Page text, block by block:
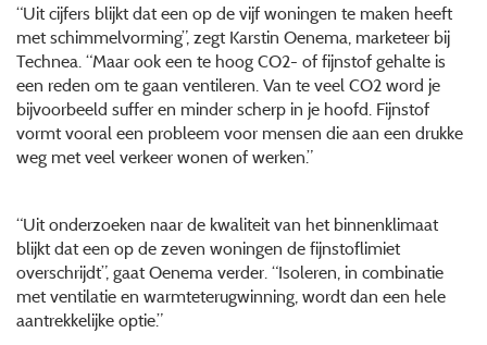
“Uit cijfers blijkt dat een op de vijf woningen te maken heeft
met schimmelvorming”, zegt Karstin Oenema, marketeer bij
Technea. “Maar ook een te hoog CO2- of fijnstof gehalte is
een reden om te gaan ventileren. Van te veel CO2 word je
bijvoorbeeld suffer en minder scherp in je hoofd. Fijnstof
vormt vooral een probleem voor mensen die aan een drukke
weg met veel verkeer wonen of werken.”
“Uit onderzoeken naar de kwaliteit van het binnenklimaat
blijkt dat een op de zeven woningen de fijnstoflimiet
overschrijdt”, gaat Oenema verder. “Isoleren, in combinatie
met ventilatie en warmteterugwinning, wordt dan een hele
aantrekkelijke optie.”